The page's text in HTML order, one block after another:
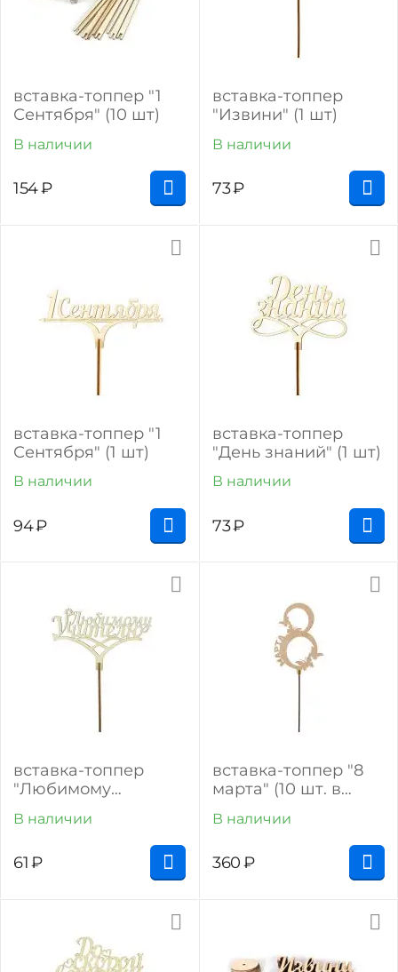
вставка-топпер "1
Сентября" (10 шт)
В наличии
154₽
вставка-топпер
"Извини" (1 шт)
В наличии
73₽
вставка-топпер "1
Сентября" (1 шт)
В наличии
94₽
вставка-топпер
"День знаний" (1 шт)
В наличии
73₽
вставка-топпер
"Любимому
В наличии
61₽
вставка-топпер "8
марта" (10 шт. в
В наличии
360₽